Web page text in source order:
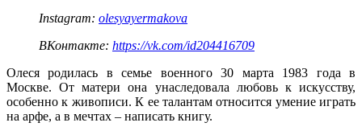
Instagram: olesyayermakova
ВКонтакте: https://vk.com/id204416709
Олеся родилась в семье военного 30 марта 1983 года в
Москве. От матери она унаследовала любовь к искусству,
особенно к живописи. К ее талантам относится умение играть
на арфе, а в мечтах – написать книгу.